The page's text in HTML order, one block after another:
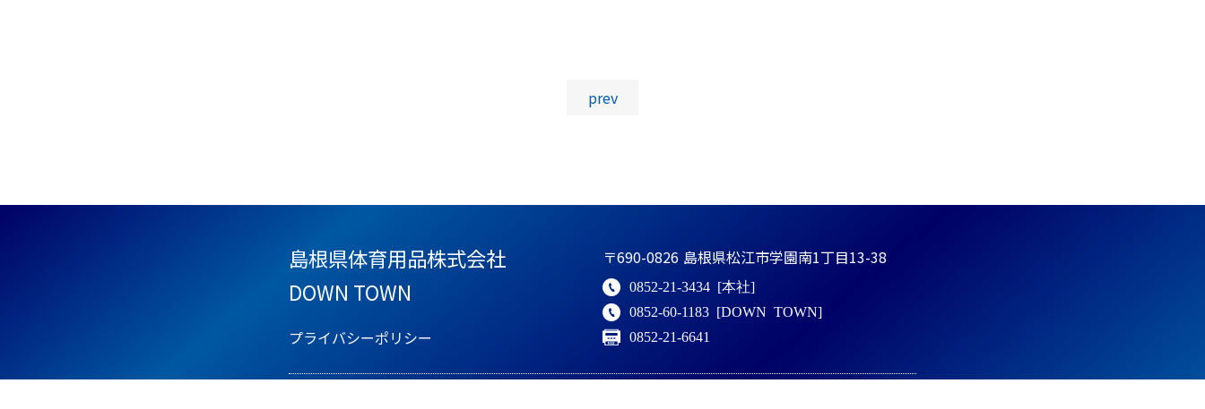
prev
島根県体育用品株式会社
DOWN TOWN
プライバシーポリシー
〒690-0826 島根県松江市学園南1丁目13-38
0852-21-3434 [本社]
0852-60-1183 [DOWN TOWN]
0852-21-6641